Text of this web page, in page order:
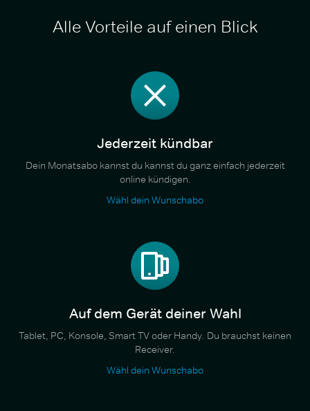
Alle Vorteile auf einen Blick
Jederzeit kündbar
Dein Monatsabo kannst du kannst du ganz einfach jederzeit
online kündigen.
Wähl dein Wunschabo
Auf dem Gerät deiner Wahl
Tablet, PC, Konsole, Smart TV oder Handy. Du brauchst keinen
Receiver.
Wähl dein Wunschabo